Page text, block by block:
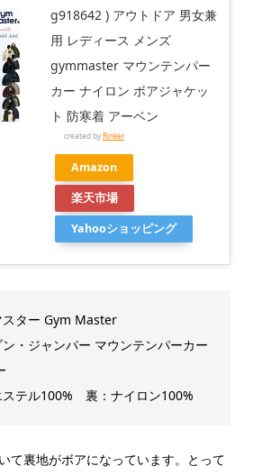
g918642 ) アウトドア 男女兼
用 レディース メンズ
gymmaster マウンテンパー
カー ナイロン ボアジャケッ
ト 防寒着 アーベン
created byRinker
Amazon
楽天市場
Yahooショッピング
スター Gym Master
ン・ジャンパー マウンテンパーカー
ステル100% 裏：ナイロン100%
て裏地がボアになっています。とって